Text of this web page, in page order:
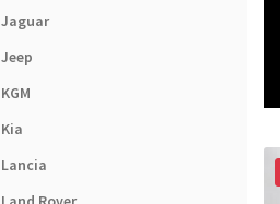
Jaguar
Jeep
KGM
Kia
Lancia